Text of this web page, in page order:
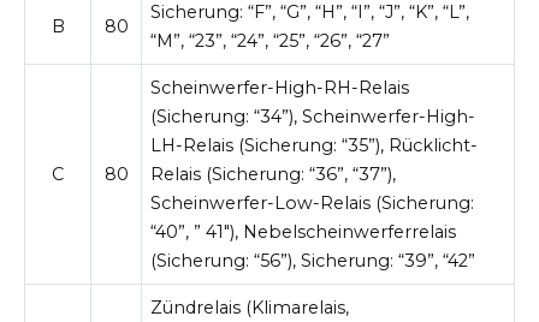
B 80
Sicherung: “F”, “G”, “H”, “I”, “J”, “K”, “L”,
“M”, “23”, “24”, “25”, “26”, “27”
C 80
Scheinwerfer-High-RH-Relais
(Sicherung: “34”), Scheinwerfer-High-
LH-Relais (Sicherung: “35”), Rücklicht-
Relais (Sicherung: “36”, “37”),
Scheinwerfer-Low-Relais (Sicherung:
“40”, ” 41″), Nebelscheinwerferrelais
(Sicherung: “56”), Sicherung: “39”, “42”
Zündrelais (Klimarelais,